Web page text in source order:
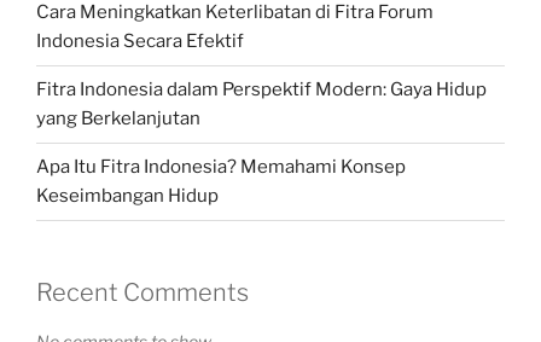
Cara Meningkatkan Keterlibatan di Fitra Forum
Indonesia Secara Efektif
Fitra Indonesia dalam Perspektif Modern: Gaya Hidup
yang Berkelanjutan
Apa Itu Fitra Indonesia? Memahami Konsep
Keseimbangan Hidup
Recent Comments